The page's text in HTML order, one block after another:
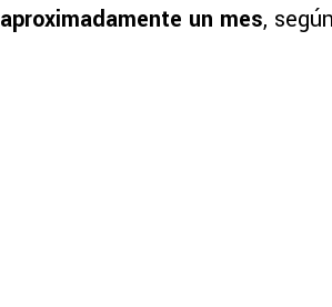
aproximadamente un mes,